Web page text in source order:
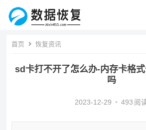
首页 恢复资讯
sd卡打不开了怎么办-内存卡格
吗
2023-12-29 • 493 阅